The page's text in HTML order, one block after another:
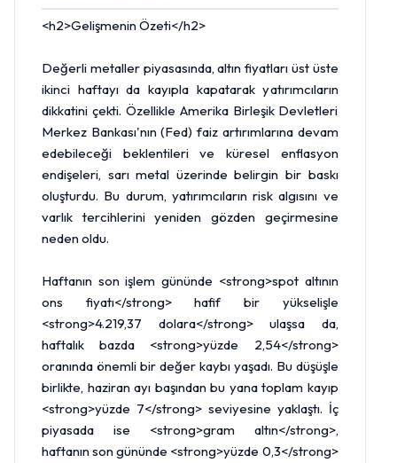
<h2>Gelişmenin Özeti</h2>
Değerli metaller piyasasında,altın fiyatları üst üste
ikinci haftayı da kayıpla kapatarak yatırımcıların
dikkatini çekti. Özellikle Amerika Birleşik Devletleri
Merkez Bankası'nın (Fed) faiz artırımlarına devam
edebileceği beklentileri ve küresel enflasyon
endişeleri, sarı metal üzerinde belirgin bir baskı
oluşturdu. Bu durum, yatırımcıların risk algısını ve
varlık tercihlerini yeniden gözden geçirmesine
neden oldu.
Haftanın son işlem gününde <strong>spot altının
ons fiyatı</strong> hafif bir yükselişle
<strong>4.219,37 dolara</strong> ulaşsa da,
haftalık bazda <strong>yüzde 2,54</strong>
oranında önemli bir değer kaybı yaşadı. Bu düşüşle
birlikte, haziran ayı başından bu yana toplam kayıp
<strong>yüzde 7</strong> seviyesine yaklaştı. İç
piyasada ise <strong>gram altın</strong>,
haftanın son gününde <strong>yüzde 0,3</strong>